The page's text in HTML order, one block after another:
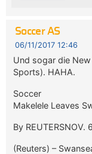
Soccer AS
06/11/2017 12:46
Und sogar die
Sports). HAHA.
Soccer
Makelele Leaves
By REUTERSNOV.
(Reuters) –